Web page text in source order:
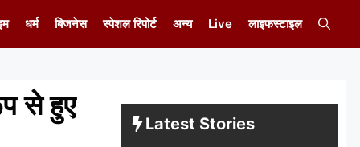
धर्म बिजनेस स्पेशल रिपोर्ट अन्य Live लाइफस्टाइल
से हुए
Latest Stories